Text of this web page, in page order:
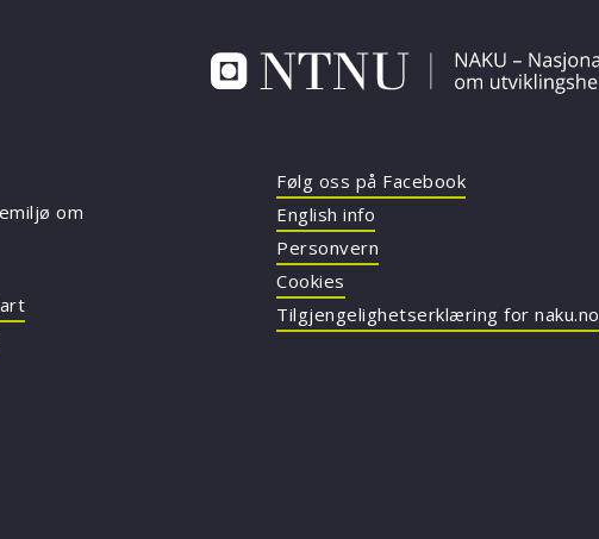
om
Følg oss på Facebook
English info
Personvern
Cookies
Tilgjengelighetserklæring for naku.no